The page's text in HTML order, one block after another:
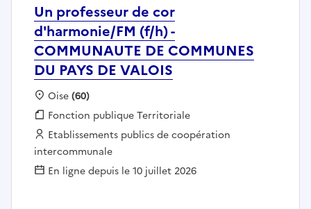
Un professeur de cor
d'harmonie/FM (f/h) -
COMMUNAUTE DE COMMUNES
DU PAYS DE VALOIS
Localisation :
Oise(60)
Fonction publique :
Fonction publique Territoriale
Employeur :
Etablissements publics de coopération
intercommunale
En ligne depuis le 10 juillet 2026